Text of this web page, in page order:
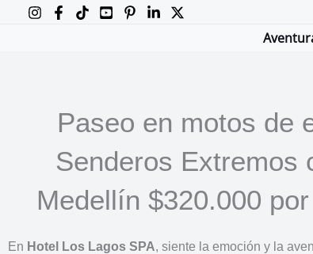
Paseo en motos de
Senderos Extremos
Medellín $320.000
En Hotel Los Lagos SPA, siente la emoción y la